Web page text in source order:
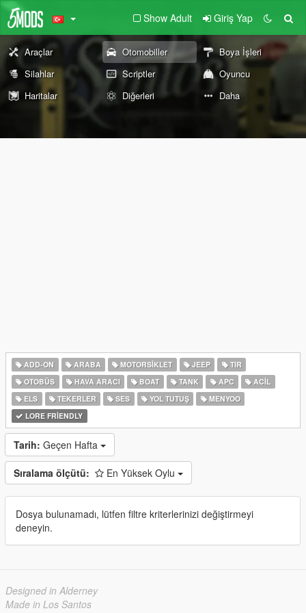
Show Adult Giriş Yap
Araçlar Otomobiller
Boya İşleri
Silahlar
Scriptler
Oyuncu
Haritalar
Diğerleri Daha
ADD-ON ARABA MOTORSIKLET JEEP
TIR
OTOBÜS
HAVA ARACI BOAT TANK APC
ACIL
ELS
TEKERLER SES YOL TUTUŞ
MENYOO
LORE FRIENDLY
Tarih: Geçen Hafta
Sıralama ölçütü: En Yüksek Oylu
Dosya bulunamadı, lütfen filtre kriterlerinizi değiştirmeyi
deneyin.
Designed in Alderney
Made in Los Santos